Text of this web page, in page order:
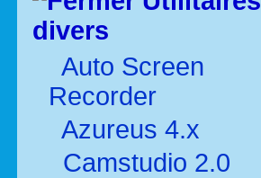
divers
Auto Screen
Recorder
Azureus 4.x
Camstudio 2.0